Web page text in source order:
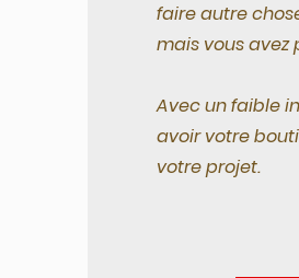
faire autre
mais vous avez
Avec un faible
avoir votre
votre projet.